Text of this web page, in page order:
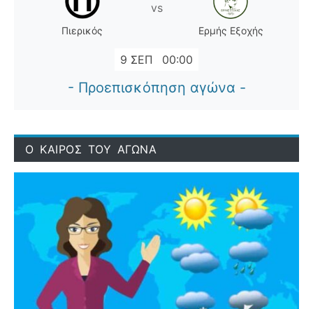
Πιερικός
vs
Ερμής Εξοχής
9 ΣΕΠ 00:00
- Προεπισκόπηση αγώνα -
Ο ΚΑΙΡΟΣ ΤΟΥ ΑΓΩΝΑ